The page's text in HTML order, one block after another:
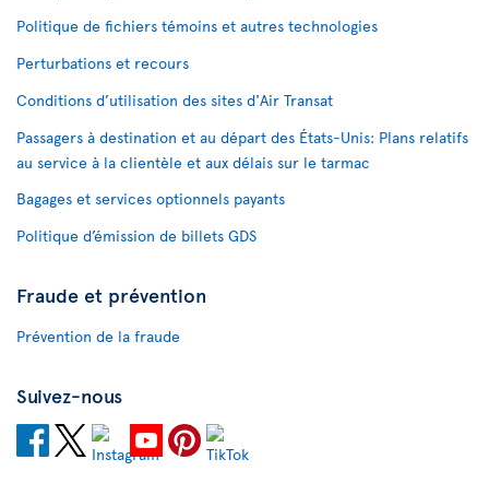
Politique de fichiers témoins et autres technologies
Perturbations et recours
Conditions d’utilisation des sites d'Air Transat
Passagers à destination et au départ des États-Unis: Plans relatifs
au service à la clientèle et aux délais sur le tarmac
Bagages et services optionnels payants
Politique d’émission de billets GDS
Fraude et prévention
Prévention de la fraude
Suivez-nous